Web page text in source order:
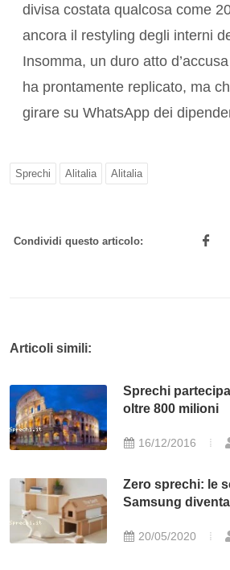
divisa costata qualcosa come
ancora il restyling degli interni
Insomma, un duro atto
ha prontamente replicato, ma
girare su WhatsApp dei
Sprechi Alitalia Alitalia
Condividi questo articolo:
Articoli simili:
Sprechi
oltre 800 milioni
16/12/2016
Zero sprechi: le
Samsung
20/05/2020